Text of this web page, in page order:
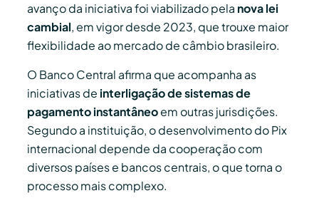
avanço da iniciativa foi viabilizado pela nova lei
cambial, em vigor desde 2023, que trouxe maior
flexibilidade ao mercado de câmbio brasileiro.
O Banco Central afirma que acompanha as
iniciativas de interligação de sistemas de
pagamento instantâneoem outras jurisdições.
Segundo a instituição, o desenvolvimento do Pix
internacional depende da cooperação com
diversos países e bancos centrais, o que torna o
processo mais complexo.